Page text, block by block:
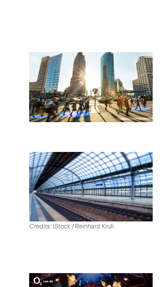
Credits: iStock / Reinhard Krull